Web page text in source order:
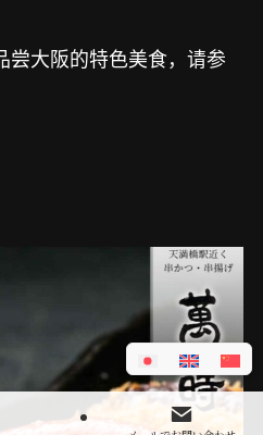
尝大阪的特色美食，请参